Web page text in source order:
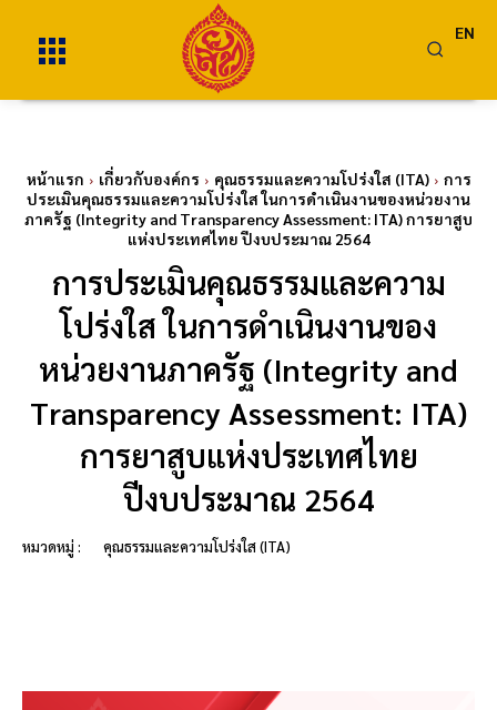
EN
หน้าแรก เกี่ยวกับองค์กร คุณธรรมและความโปร่งใส (ITA)
การ
ประเมินคุณธรรมและความโปร่งใส ในการดำเนินงานของหน่วยงาน
ภาครัฐ (Integrity and Transparency Assessment: ITA) การยาสูบ
แห่งประเทศไทย ปีงบประมาณ 2564
การประเมินคุณธรรมและความ
โปร่งใส ในการดำเนินงานของ
หน่วยงานภาครัฐ (Integrity and
Transparency Assessment: ITA)
การยาสูบแห่งประเทศไทย
ปีงบประมาณ 2564
หมวดหมู่ : คุณธรรมและความโปร่งใส (ITA)